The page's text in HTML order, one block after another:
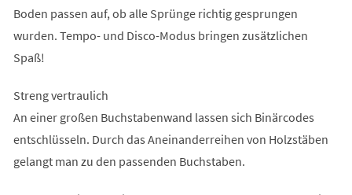
Boden passen auf, ob alle Sprünge richtig gesprungen
wurden. Tempo- und Disco-Modus bringen zusätzlichen
Spaß!
Streng vertraulich
An einer großen Buchstabenwand lassen sich Binärcodes
entschlüsseln. Durch das Aneinanderreihen von Holzstäben
gelangt man zu den passenden Buchstaben.